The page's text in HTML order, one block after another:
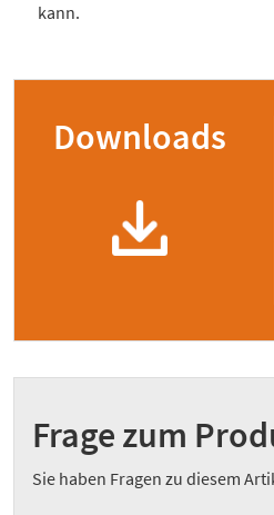
kann.
Downloads
Frage zum
Sie haben Fragen zu diesem